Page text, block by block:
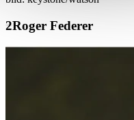
Roger Federer